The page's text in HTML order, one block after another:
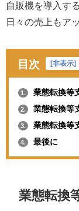
自販機を導入す
日々の売上もア
目次 非表示
1. 業態転換等
2. 業態転換等
3. 業態転換等
4. 最後に
業態転換